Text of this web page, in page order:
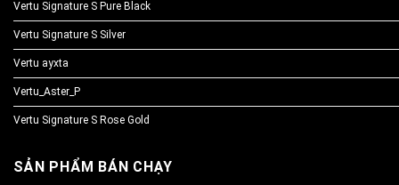
Vertu Signature S Pure Black
Vertu Signature S Silver
Vertu ayxta
Vertu_Aster_P
Vertu Signature S Rose Gold
SẢN PHẨM BÁN CHẠY